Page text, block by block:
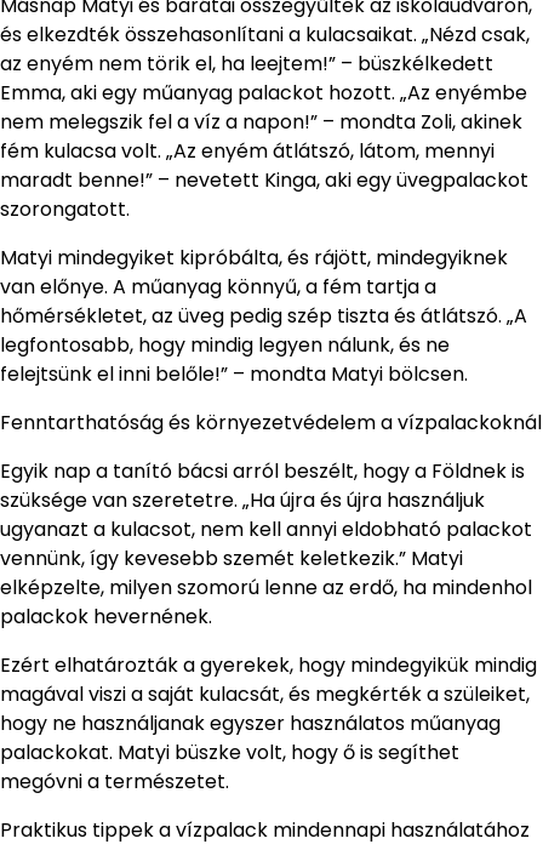
és elkezdték összehasonlítani a kulacsaikat. „Nézd csak,
az enyém nem törik el, ha leejtem!” – büszkélkedett
Emma, aki egy műanyag palackot hozott. „Az enyémbe
nem melegszik fel a víz a napon!” – mondta Zoli, akinek
fém kulacsa volt. „Az enyém átlátszó, látom, mennyi
maradt benne!” – nevetett Kinga, aki egy üvegpalackot
szorongatott.
Matyi mindegyiket kipróbálta, és rájött, mindegyiknek
van előnye. A műanyag könnyű, a fém tartja a
hőmérsékletet, az üveg pedig szép tiszta és átlátszó. „A
legfontosabb, hogy mindig legyen nálunk, és ne
felejtsünk el inni belőle!” – mondta Matyi bölcsen.
Fenntarthatóság és környezetvédelem a vízpalackoknál
Egyik nap a tanító bácsi arról beszélt, hogy a Földnek is
szüksége van szeretetre. „Ha újra és újra használjuk
ugyanazt a kulacsot, nem kell annyi eldobható palackot
vennünk, így kevesebb szemét keletkezik.” Matyi
elképzelte, milyen szomorú lenne az erdő, ha mindenhol
palackok hevernének.
Ezért elhatározták a gyerekek, hogy mindegyikük mindig
magával viszi a saját kulacsát, és megkérték a szüleiket,
hogy ne használjanak egyszer használatos műanyag
palackokat. Matyi büszke volt, hogy ő is segíthet
megóvni a természetet.
Praktikus tippek a vízpalack mindennapi használatához